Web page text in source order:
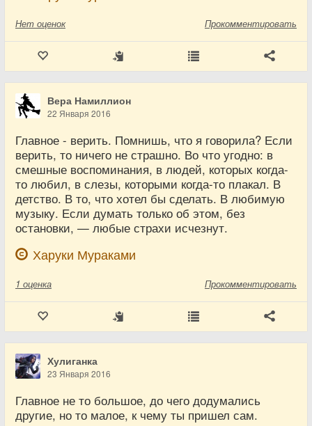
Нет оценок Прокомментировать
Вера Намиллион
22 Января 2016
Главное - верить. Помнишь, что я говорила? Если
верить, то ничего не страшно. Во что угодно: в
смешные воспоминания, в людей, которых когда-
то любил, в слезы, которыми когда-то плакал. В
детство. В то, что хотел бы сделать. В любимую
музыку. Если думать только об этом, без
остановки, — любые страхи исчезнут.
Харуки Мураками
1 оценка Прокомментировать
Хулиганка
23 Января 2016
Главное не то большое, до чего додумались
другие, но то малое, к чему ты пришел сам.